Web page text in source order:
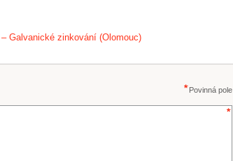
Galvanické zinkování (Olomouc)
Povinná pole